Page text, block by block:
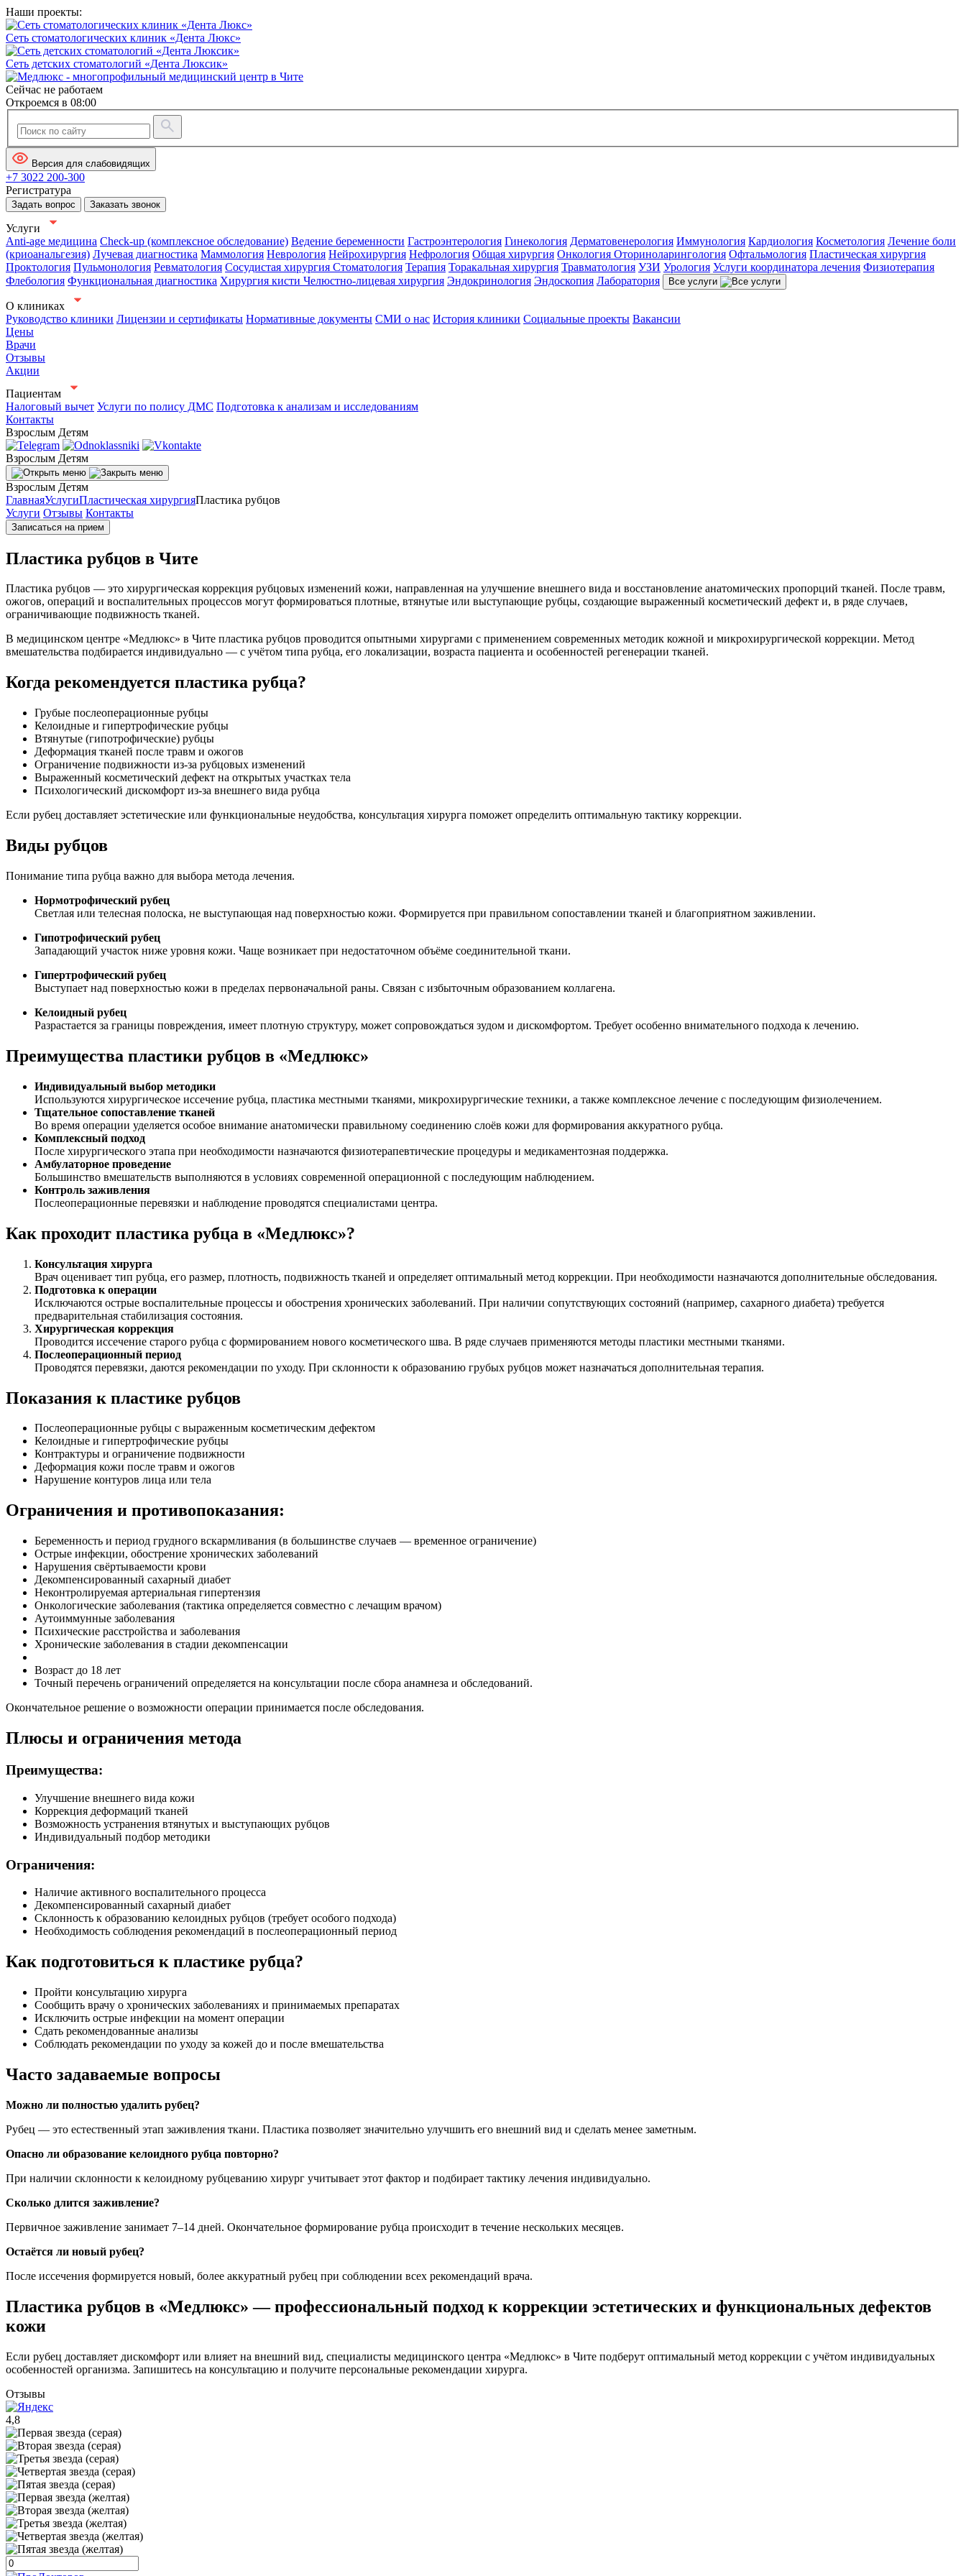
Наши проекты:
Сеть стоматологических клиник «Дента Люкс»
Сеть детских стоматологий «Дента Люксик»
Сейчас не работаем
Откроемся в 08:00
Версия для слабовидящих
+7 3022 200-300
Регистратура
Задать вопрос Заказать звонок
Услуги
Anti-age медицина Check-up (комплексное обследование) Ведение беременности Гастроэнтерология Гинекология Дерматовенерология Иммунология Кардиология Косметология Лечение боли
(криоанальгезия) Лучевая диагностика Маммология Неврология Нейрохирургия Нефрология Общая хирургия Онкология Оториноларингология Офтальмология Пластическая хирургия
Проктология Пульмонология Ревматология Сосудистая хирургия Стоматология Терапия Торакальная хирургия Травматология УЗИ Урология Услуги координатора лечения Физиотерапия
Флебология Функциональная диагностика Хирургия кисти Челюстно-лицевая хирургия Эндокринология Эндоскопия Лаборатория Все услуги
О клиниках
Руководство клиники Лицензии и сертификаты Нормативные документы СМИ о нас История клиники Социальные проекты Вакансии
Цены
Врачи
Отзывы
Акции
Пациентам
Налоговый вычет Услуги по полису ДМС Подготовка к анализам и исследованиям
Контакты
Взрослым Детям
Взрослым Детям
Взрослым Детям
ГлавнаяУслугиПластическая хирургияПластика рубцов
Услуги Отзывы Контакты
Записаться на прием
Пластика рубцов в Чите
Пластика рубцов — это хирургическая коррекция рубцовых изменений кожи, направленная на улучшение внешнего вида и восстановление анатомических пропорций тканей. После травм,
ожогов, операций и воспалительных процессов могут формироваться плотные, втянутые или выступающие рубцы, создающие выраженный косметический дефект и, в ряде случаев,
ограничивающие подвижность тканей.
В медицинском центре «Медлюкс» в Чите пластика рубцов проводится опытными хирургами с применением современных методик кожной и микрохирургической коррекции. Метод
вмешательства подбирается индивидуально — с учётом типа рубца, его локализации, возраста пациента и особенностей регенерации тканей.
Когда рекомендуется пластика рубца?
Грубые послеоперационные рубцы
Келоидные и гипертрофические рубцы
Втянутые (гипотрофические) рубцы
Деформация тканей после травм и ожогов
Ограничение подвижности из-за рубцовых изменений
Выраженный косметический дефект на открытых участках тела
Психологический дискомфорт из-за внешнего вида рубца
Если рубец доставляет эстетические или функциональные неудобства, консультация хирурга поможет определить оптимальную тактику коррекции.
Виды рубцов
Понимание типа рубца важно для выбора метода лечения.
Нормотрофический рубец
Светлая или телесная полоска, не выступающая над поверхностью кожи. Формируется при правильном сопоставлении тканей и благоприятном заживлении.
Гипотрофический рубец
Западающий участок ниже уровня кожи. Чаще возникает при недостаточном объёме соединительной ткани.
Гипертрофический рубец
Выступает над поверхностью кожи в пределах первоначальной раны. Связан с избыточным образованием коллагена.
Келоидный рубец
Разрастается за границы повреждения, имеет плотную структуру, может сопровождаться зудом и дискомфортом. Требует особенно внимательного подхода к лечению.
Преимущества пластики рубцов в «Медлюкс»
Индивидуальный выбор методики
Используются хирургическое иссечение рубца, пластика местными тканями, микрохирургические техники, а также комплексное лечение с последующим физиолечением.
Тщательное сопоставление тканей
Во время операции уделяется особое внимание анатомически правильному соединению слоёв кожи для формирования аккуратного рубца.
Комплексный подход
После хирургического этапа при необходимости назначаются физиотерапевтические процедуры и медикаментозная поддержка.
Амбулаторное проведение
Большинство вмешательств выполняются в условиях современной операционной с последующим наблюдением.
Контроль заживления
Послеоперационные перевязки и наблюдение проводятся специалистами центра.
Как проходит пластика рубца в «Медлюкс»?
Консультация хирурга
Врач оценивает тип рубца, его размер, плотность, подвижность тканей и определяет оптимальный метод коррекции. При необходимости назначаются дополнительные обследования.
Подготовка к операции
Исключаются острые воспалительные процессы и обострения хронических заболеваний. При наличии сопутствующих состояний (например, сахарного диабета) требуется
предварительная стабилизация состояния.
Хирургическая коррекция
Проводится иссечение старого рубца с формированием нового косметического шва. В ряде случаев применяются методы пластики местными тканями.
Послеоперационный период
Проводятся перевязки, даются рекомендации по уходу. При склонности к образованию грубых рубцов может назначаться дополнительная терапия.
Показания к пластике рубцов
Послеоперационные рубцы с выраженным косметическим дефектом
Келоидные и гипертрофические рубцы
Контрактуры и ограничение подвижности
Деформация кожи после травм и ожогов
Нарушение контуров лица или тела
Ограничения и противопоказания:
Беременность и период грудного вскармливания (в большинстве случаев — временное ограничение)
Острые инфекции, обострение хронических заболеваний
Нарушения свёртываемости крови
Декомпенсированный сахарный диабет
Неконтролируемая артериальная гипертензия
Онкологические заболевания (тактика определяется совместно с лечащим врачом)
Аутоиммунные заболевания
Психические расстройства и заболевания
Хронические заболевания в стадии декомпенсации
Возраст до 18 лет
Точный перечень ограничений определяется на консультации после сбора анамнеза и обследований.
Окончательное решение о возможности операции принимается после обследования.
Плюсы и ограничения метода
Преимущества:
Улучшение внешнего вида кожи
Коррекция деформаций тканей
Возможность устранения втянутых и выступающих рубцов
Индивидуальный подбор методики
Ограничения:
Наличие активного воспалительного процесса
Декомпенсированный сахарный диабет
Склонность к образованию келоидных рубцов (требует особого подхода)
Необходимость соблюдения рекомендаций в послеоперационный период
Как подготовиться к пластике рубца?
Пройти консультацию хирурга
Сообщить врачу о хронических заболеваниях и принимаемых препаратах
Исключить острые инфекции на момент операции
Сдать рекомендованные анализы
Соблюдать рекомендации по уходу за кожей до и после вмешательства
Часто задаваемые вопросы
Можно ли полностью удалить рубец?
Рубец — это естественный этап заживления ткани. Пластика позволяет значительно улучшить его внешний вид и сделать менее заметным.
Опасно ли образование келоидного рубца повторно?
При наличии склонности к келоидному рубцеванию хирург учитывает этот фактор и подбирает тактику лечения индивидуально.
Сколько длится заживление?
Первичное заживление занимает 7–14 дней. Окончательное формирование рубца происходит в течение нескольких месяцев.
Остаётся ли новый рубец?
После иссечения формируется новый, более аккуратный рубец при соблюдении всех рекомендаций врача.
Пластика рубцов в «Медлюкс» — профессиональный подход к коррекции эстетических и функциональных дефектов
кожи
Если рубец доставляет дискомфорт или влияет на внешний вид, специалисты медицинского центра «Медлюкс» в Чите подберут оптимальный метод коррекции с учётом индивидуальных
особенностей организма. Запишитесь на консультацию и получите персональные рекомендации хирурга.
Отзывы
4,8